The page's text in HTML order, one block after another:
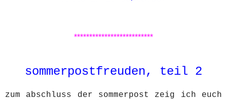
**************************
sommerpostfreuden, teil 2
zum abschluss der sommerpost zeig ich euch